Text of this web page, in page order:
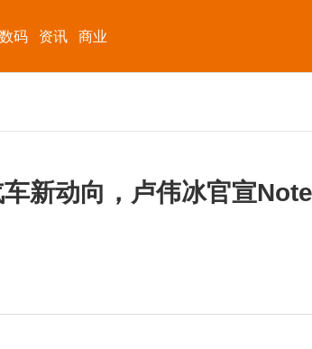
数码 资讯 商业
新动向，卢伟冰官宣